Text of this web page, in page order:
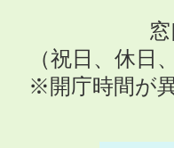
（祝日、休
※開庁時間が